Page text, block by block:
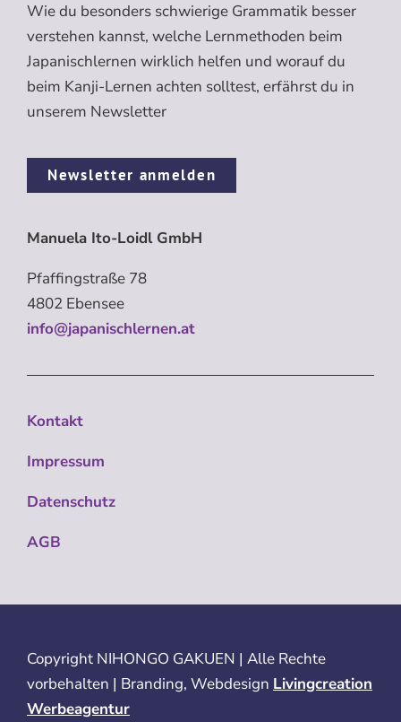
Wie du besonders schwierige Grammatik besser
verstehen kannst, welche Lernmethoden beim
Japanischlernen wirklich helfen und worauf du
beim Kanji-Lernen achten solltest, erfährst du in
unserem Newsletter
Newsletter anmelden
Manuela Ito-Loidl GmbH
Pfaffingstraße 78
4802 Ebensee
info@japanischlernen.at
Kontakt
Impressum
Datenschutz
AGB
Copyright NIHONGO GAKUEN | Alle Rechte
vorbehalten | Branding, Webdesign Livingcreation
Werbeagentur